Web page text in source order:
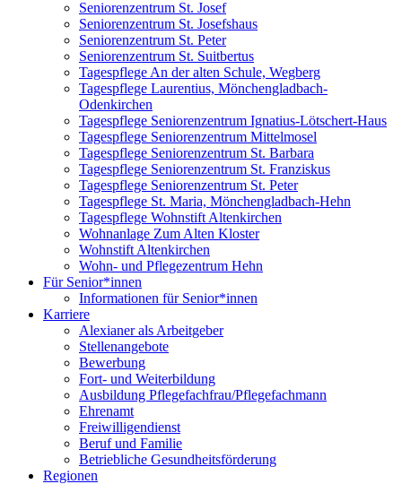
Seniorenzentrum St. Josef
Seniorenzentrum St. Josefshaus
Seniorenzentrum St. Peter
Seniorenzentrum St. Suitbertus
Tagespflege An der alten Schule, Wegberg
Tagespflege Laurentius, Mönchengladbach-
Odenkirchen
Tagespflege Seniorenzentrum Ignatius-Lötschert-Haus
Tagespflege Seniorenzentrum Mittelmosel
Tagespflege Seniorenzentrum St. Barbara
Tagespflege Seniorenzentrum St. Franziskus
Tagespflege Seniorenzentrum St. Peter
Tagespflege St. Maria, Mönchengladbach-Hehn
Tagespflege Wohnstift Altenkirchen
Wohnanlage Zum Alten Kloster
Wohnstift Altenkirchen
Wohn- und Pflegezentrum Hehn
Für Senior*innen
Informationen für Senior*innen
Karriere
Alexianer als Arbeitgeber
Stellenangebote
Bewerbung
Fort- und Weiterbildung
Ausbildung Pflegefachfrau/Pflegefachmann
Ehrenamt
Freiwilligendienst
Beruf und Familie
Betriebliche Gesundheitsförderung
Regionen